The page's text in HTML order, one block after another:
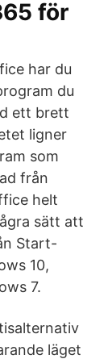
för
har du
du
ett brett
ligner
som
från
helt
sätt att
Start-
10,
7.
läget